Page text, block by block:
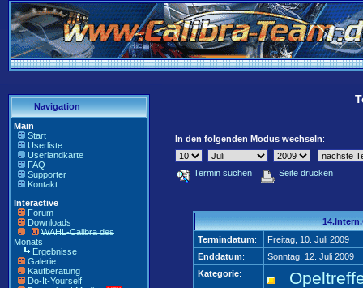
Navigation
Main
Start
Userliste
Userlandkarte
FAQ
Supporter
Kontakt
Interactive
Forum
Downloads
WAHL-Calibra des
Monats
Ergebnisse
Galerie
Kaufberatung
Do-It-Yourself
In den folgenden Modus wechseln:
Termin suchen Seite drucken
Termindatum:
Freitag, 10. Juli 2009
Enddatum:
Sonntag, 12. Juli 2009
Kategorie: